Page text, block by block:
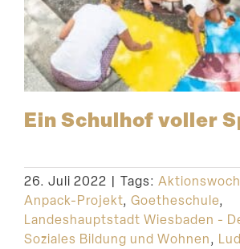
Ein Schulhof voller
26. Juli 2022 | Tags:
Anpack-Projekt, Goetheschule,
Landeshauptstadt Wiesbaden -
Soziales Bildung und Wohnen,